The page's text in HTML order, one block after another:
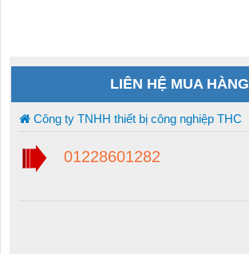
LIÊN HỆ MUA HÀNG
Công ty TNHH thiết bị công nghiệp THC
01228601282